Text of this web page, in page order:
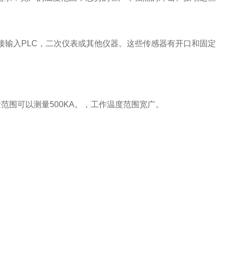
入PLC，二次仪表或其他仪器。这些传感器有开口和固定
围可以测量500KA。，工作温度范围宽广。
扫码